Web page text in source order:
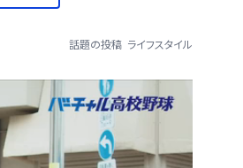
話題の投稿 ライフスタイル